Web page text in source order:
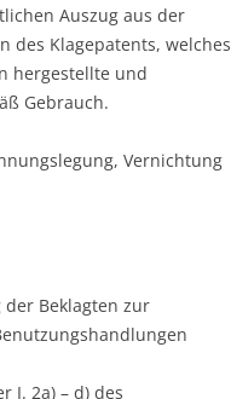
Auszug aus der
des Klagepatents, welches
hergestellte und
Gebrauch.
Vernichtung
Beklagten zur
I. 2a) – d) des